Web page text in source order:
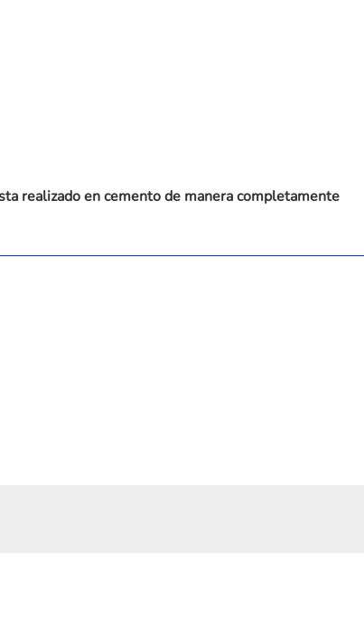
realizado en cemento de manera completamente